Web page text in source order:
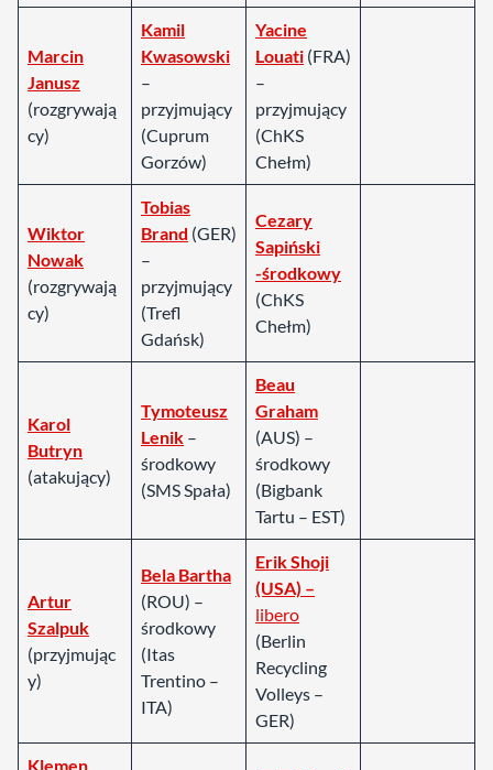
Marcin
Janusz
(rozgrywają
cy)
Kamil
Kwasowski
–
przyjmujący
(Cuprum
Gorzów)
Yacine
Louati (FRA)
–
przyjmujący
(ChKS
Chełm)
Wiktor
Nowak
(rozgrywają
cy)
Tobias
Brand (GER)
–
przyjmujący
(Trefl
Gdańsk)
Cezary
Sapiński
-środkowy
(ChKS
Chełm)
Karol
Butryn
(atakujący)
Tymoteusz
Lenik –
środkowy
(SMS Spała)
Beau
Graham
(AUS) –
środkowy
(Bigbank
Tartu – EST)
Artur
Szalpuk
(przyjmując
y)
Bela Bartha
(ROU) –
środkowy
(Itas
Trentino –
ITA)
Erik Shoji
(USA) –
libero
(Berlin
Recycling
Volleys –
GER)
Klemen